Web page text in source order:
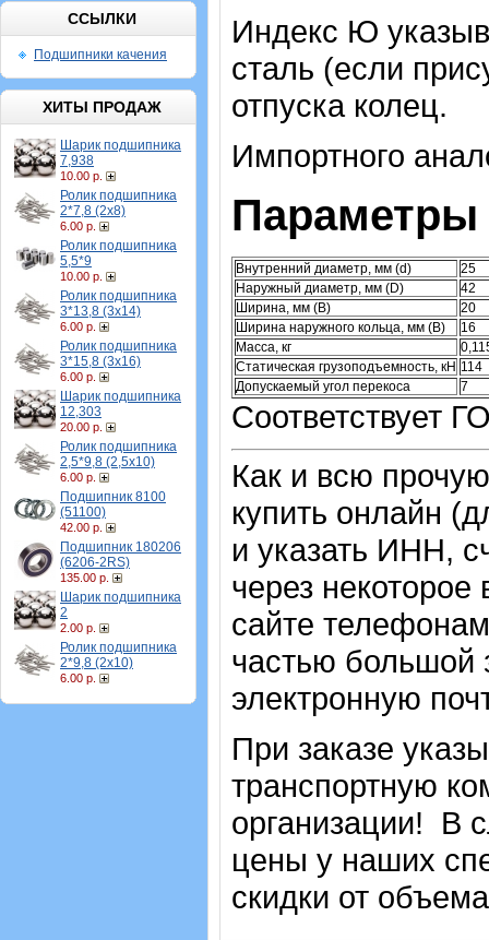
ССЫЛКИ
Подшипники качения
ХИТЫ ПРОДАЖ
Шарик подшипника
7,938
10.00 р.
Ролик подшипника
2*7,8 (2х8)
6.00 р.
Ролик подшипника
5,5*9
10.00 р.
Ролик подшипника
3*13,8 (3х14)
6.00 р.
Ролик подшипника
3*15,8 (3х16)
6.00 р.
Шарик подшипника
12,303
20.00 р.
Ролик подшипника
2,5*9,8 (2,5х10)
6.00 р.
Подшипник 8100
(51100)
42.00 р.
Подшипник 180206
(6206-2RS)
135.00 р.
Шарик подшипника
2
2.00 р.
Ролик подшипника
2*9,8 (2х10)
6.00 р.
Индекс Ю
сталь (если
отпуска колец.
Импортного
Внутренний диаметр, мм (d)
25
Наружный диаметр, мм (D)
42
Ширина, мм (B)
20
Ширина наружного кольца, мм (B)
16
Масса, кг
Статическая грузоподъемность, кН 114
Допускаемый угол перекоса
7
Соответствует
Как и всю
купить онлайн
и указать ИНН,
через
сайте
частью большой
электронную
При заказе
транспортную
организации! В
цены у наших
скидки от